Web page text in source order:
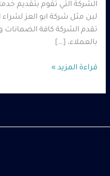
الشركة التي تقوم بتقديم
لبن مثل شركة ابو العز
تقدم الشركة كافة الضمانات
بالعملاء، […]
قراءة المزيد »